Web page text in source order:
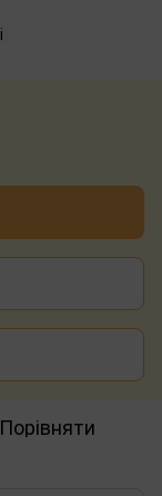
Порівняти